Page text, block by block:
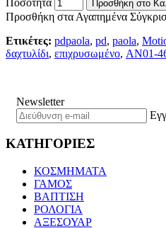
Προσθήκη στο
Προσθήκη στα Αγαπημένα
Ετικέτες: pdpaola, pd, paola,
δαχτυλίδι, επιχρυσωμένο, AN01-
Newsletter
ΚΑΤΗΓΟΡΙΕΣ
ΚΟΣΜΗΜΑΤΑ
ΓΑΜΟΣ
ΒΑΠΤΙΣΗ
ΡΟΛΟΓΙΑ
ΑΞΕΣΟΥΑΡ